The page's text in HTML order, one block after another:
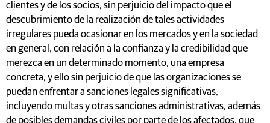
clientes y de los socios, sin perjuicio del impacto que el
descubrimiento de la realización de tales actividades
irregulares pueda ocasionar en los mercados y en la sociedad
en general, con relación a la confianza y la credibilidad que
merezca en un determinado momento, una empresa
concreta, y ello sin perjuicio de que las organizaciones se
puedan enfrentar a sanciones legales significativas,
incluyendo multas y otras sanciones administrativas, además
de posibles demandas civiles por parte de los afectados, que